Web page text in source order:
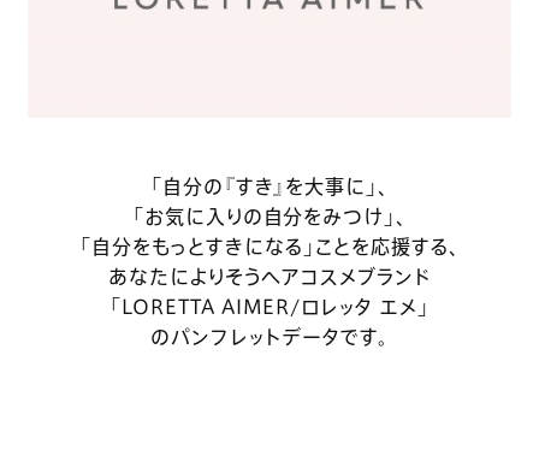
「自分の『すき』を大事に」、
「お気に入りの自分をみつけ」、
「自分をもっとすきになる」ことを応援する、
あなたによりそうヘアコスメブランド
「LORETTA AIMER/ロレッタ エメ」
のパンフレットデータです。